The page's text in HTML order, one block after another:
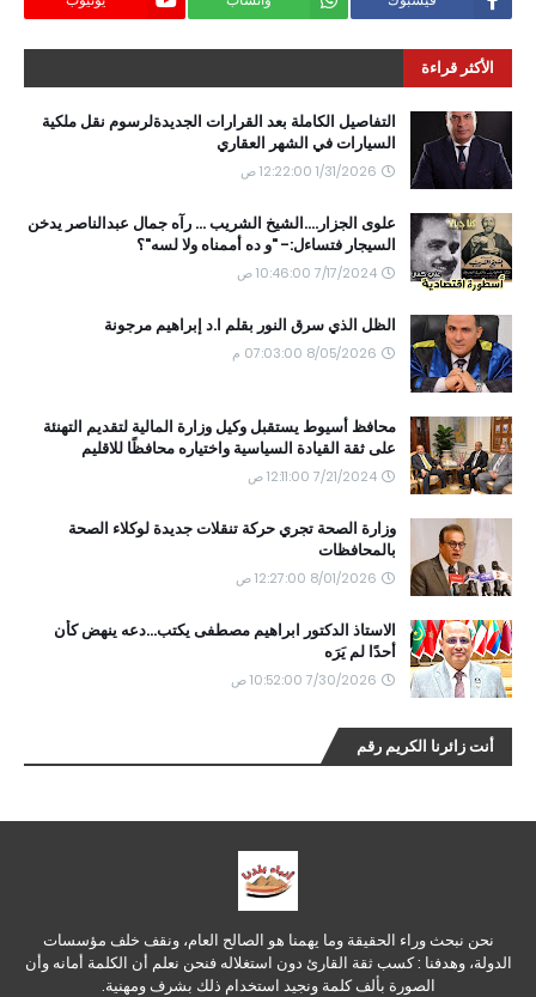
الأكثر قراءة
التفاصيل الكاملة بعد القرارات الجديدةلرسوم نقل ملكية
السيارات في الشهر العقاري
1/31/2026 12:22:00 ص
علوى الجزار....الشيخ الشريب ... رآه جمال عبدالناصر يدخن
السيجار فتساءل:- "و ده أممناه ولا لسه"؟
7/17/2024 10:46:00 ص
الظل الذي سرق النور بقلم ا.د إبراهيم مرجونة
8/05/2026 07:03:00 م
محافظ أسيوط يستقبل وكيل وزارة المالية لتقديم التهنئة
على ثقة القيادة السياسية واختياره محافظًا للاقليم
7/21/2024 12:11:00 ص
وزارة الصحة تجري حركة تنقلات جديدة لوكلاء الصحة
بالمحافظات
8/01/2026 12:27:00 ص
الاستاذ الدكتور ابراهيم مصطفى يكتب...دعه ينهض كأن
أحدًا لم يَرَه
7/30/2026 10:52:00 ص
أنت زائرنا الكريم رقم
نحن نبحث وراء الحقيقة وما يهمنا هو الصالح العام، ونقف خلف مؤسسات
الدولة، وهدفنا : كسب ثقة القارئ دون استغلاله فنحن نعلم أن الكلمة أمانه وأن
الصورة بألف كلمة ونجيد استخدام ذلك بشرف ومهنية.